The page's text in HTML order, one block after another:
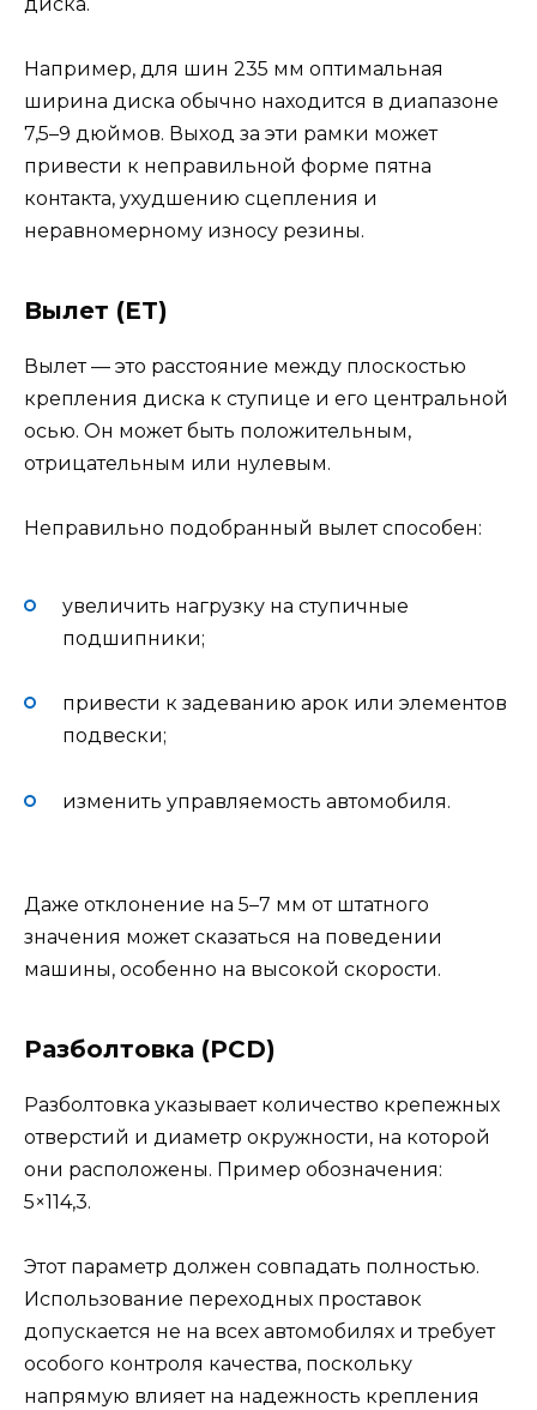
Например, для шин 235 мм оптимальная
ширина диска обычно находится в диапазоне
7,5–9 дюймов. Выход за эти рамки может
привести к неправильной форме пятна
контакта, ухудшению сцепления и
неравномерному износу резины.
Вылет (ET)
Вылет — это расстояние между плоскостью
крепления диска к ступице и его центральной
осью. Он может быть положительным,
отрицательным или нулевым.
Неправильно подобранный вылет способен:
увеличить нагрузку на ступичные
подшипники;
привести к задеванию арок или элементов
подвески;
изменить управляемость автомобиля.
Даже отклонение на 5–7 мм от штатного
значения может сказаться на поведении
машины, особенно на высокой скорости.
Разболтовка (PCD)
Разболтовка указывает количество крепежных
отверстий и диаметр окружности, на которой
они расположены. Пример обозначения:
5×114,3.
Этот параметр должен совпадать полностью.
Использование переходных проставок
допускается не на всех автомобилях и требует
особого контроля качества, поскольку
напрямую влияет на надежность крепления